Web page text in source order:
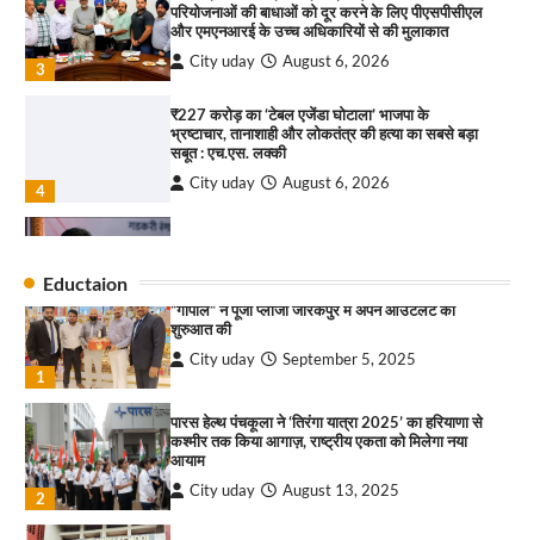
3
परियोजनाओं की बाधाओं को दूर करने के लिए पीएसपीसीएल
और एमएनआरई के उच्च अधिकारियों से की मुलाकात
City uday August 6, 2026
4
₹227 करोड़ का ‘टेबल एजेंडा घोटाला’ भाजपा के
भ्रष्टाचार, तानाशाही और लोकतंत्र की हत्या का सबसे बड़ा
सबूत : एच.एस. लक्की
City uday August 6, 2026
1
“वोकल फॉर लोकल” से “लोकल टू ग्लोबल” की ओर भारत
का बढ़ता कदम, 12 से 15 अगस्त तक भारत मंडपम में होगा
भव्य भारत व्यापार महोत्सव : हरीश गर्ग
City uday August 6, 2026
सोलर एनर्जी वेंडर्स एसोसिएशन (सेवा) ने पंजाब में सौर
परियोजनाओं की बाधाओं को दूर करने के लिए पीएसपीसीएल
और एमएनआरई के उच्च अधिकारियों से की मुलाकात
Eductaion
3
City uday August 6, 2025
राहुल गाँधी ने खाई है वैश्विक मंच पर भारत को कमजोर करने
की कसम: देवशाली
City uday August 6, 2025
1
“गोपाल” ने पूजा प्लाजा जीरकपुर में अपने आउटलेट की
शुरुआत की
City uday September 5, 2025
2
पारस हेल्थ पंचकूला ने ‘तिरंगा यात्रा 2025’ का हरियाणा से
कश्मीर तक किया आगाज़, राष्ट्रीय एकता को मिलेगा नया
आयाम
City uday August 13, 2025